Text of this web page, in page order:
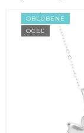
OBĽÚBENÉ
OCEĽ